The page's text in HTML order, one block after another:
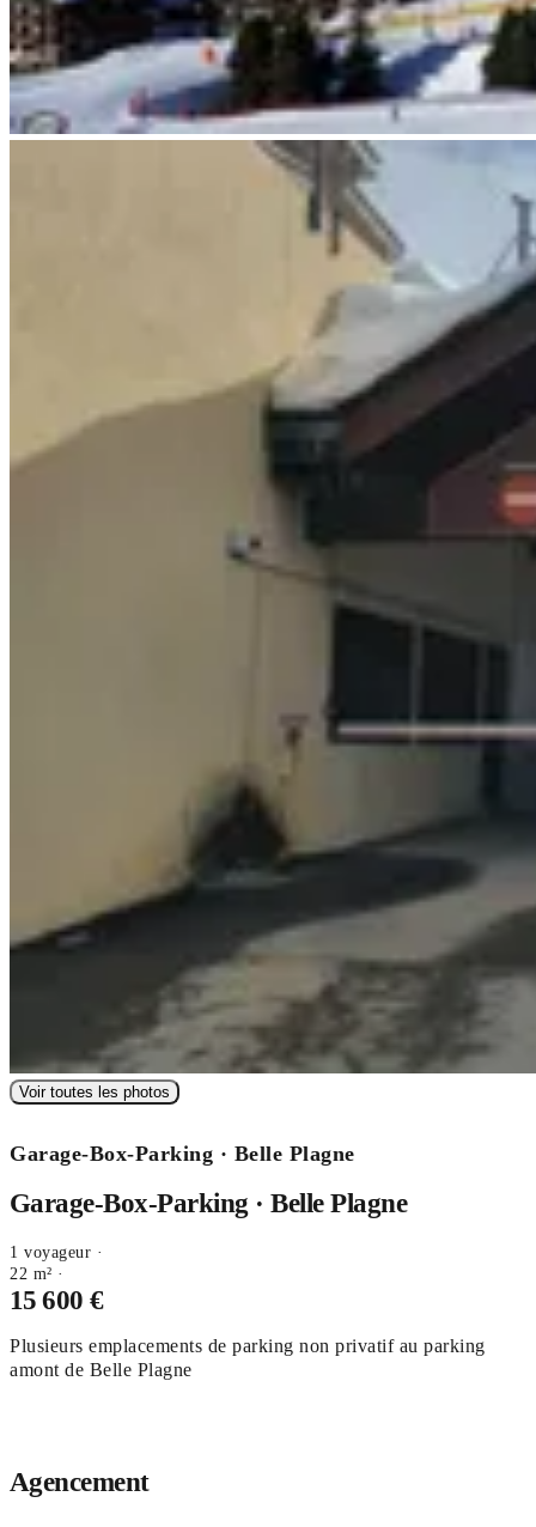
Voir toutes les photos
Garage-Box-Parking · Belle Plagne
Garage-Box-Parking · Belle Plagne
1 voyageur ·
22 m² ·
15 600 €
Plusieurs emplacements de parking non privatif au parking
amont de Belle Plagne
Agencement